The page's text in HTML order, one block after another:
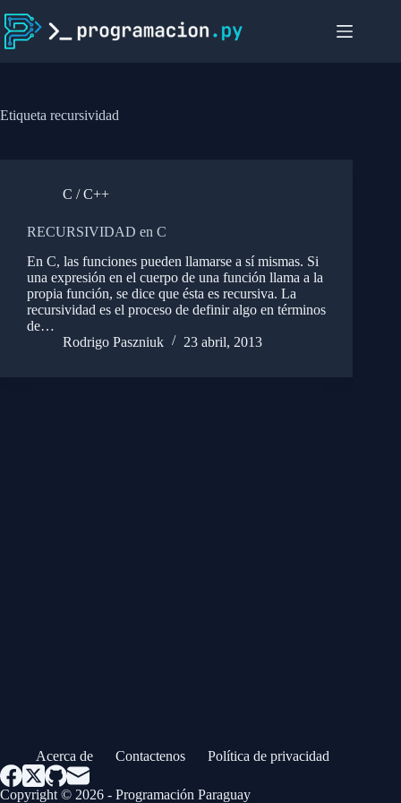
al
contenido
Etiqueta recursividad
C / C++
RECURSIVIDAD en C
En C, las funciones pueden llamarse a sí mismas. Si
una expresión en el cuerpo de una función llama a la
propia función, se dice que ésta es recursiva. La
recursividad es el proceso de definir algo en términos
de…
Rodrigo Paszniuk
23 abril, 2013
Acerca de Contactenos Política de privacidad
Copyright © 2026 - Programación Paraguay